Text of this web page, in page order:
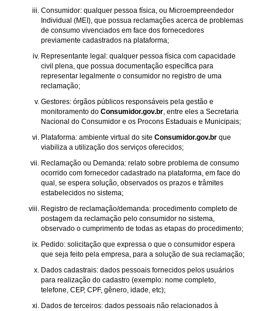
Consumidor: qualquer pessoa física, ou Microempreendedor
Individual (MEI), que possua reclamações acerca de problemas
de consumo vivenciados em face dos fornecedores
previamente cadastrados na plataforma;
Representante legal: qualquer pessoa física com capacidade
civil plena, que possua documentação específica para
representar legalmente o consumidor no registro de uma
reclamação;
Gestores: órgãos públicos responsáveis pela gestão e
monitoramento do Consumidor.gov.br, entre eles a Secretaria
Nacional do Consumidor e os Procons Estaduais e Municipais;
Plataforma: ambiente virtual do site Consumidor.gov.br que
viabiliza a utilização dos serviços oferecidos;
Reclamação ou Demanda: relato sobre problema de consumo
ocorrido com fornecedor cadastrado na plataforma, em face do
qual, se espera solução, observados os prazos e trâmites
estabelecidos no sistema;
Registro de reclamação/demanda: procedimento completo de
postagem da reclamação pelo consumidor no sistema,
observado o cumprimento de todas as etapas do procedimento;
Pedido: solicitação que expressa o que o consumidor espera
que seja feito pela empresa, para a solução de sua reclamação;
Dados cadastrais: dados pessoais fornecidos pelos usuários
para realização do cadastro (exemplo: nome completo,
telefone, CEP, CPF, gênero, idade, etc);
Dados de terceiros: dados pessoais não relacionados à